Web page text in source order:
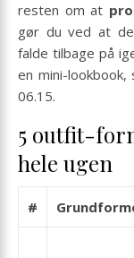
resten om at
gør du ved at
falde tilbage på
en mini-
06.15.
5 outfit-
hele ugen
#